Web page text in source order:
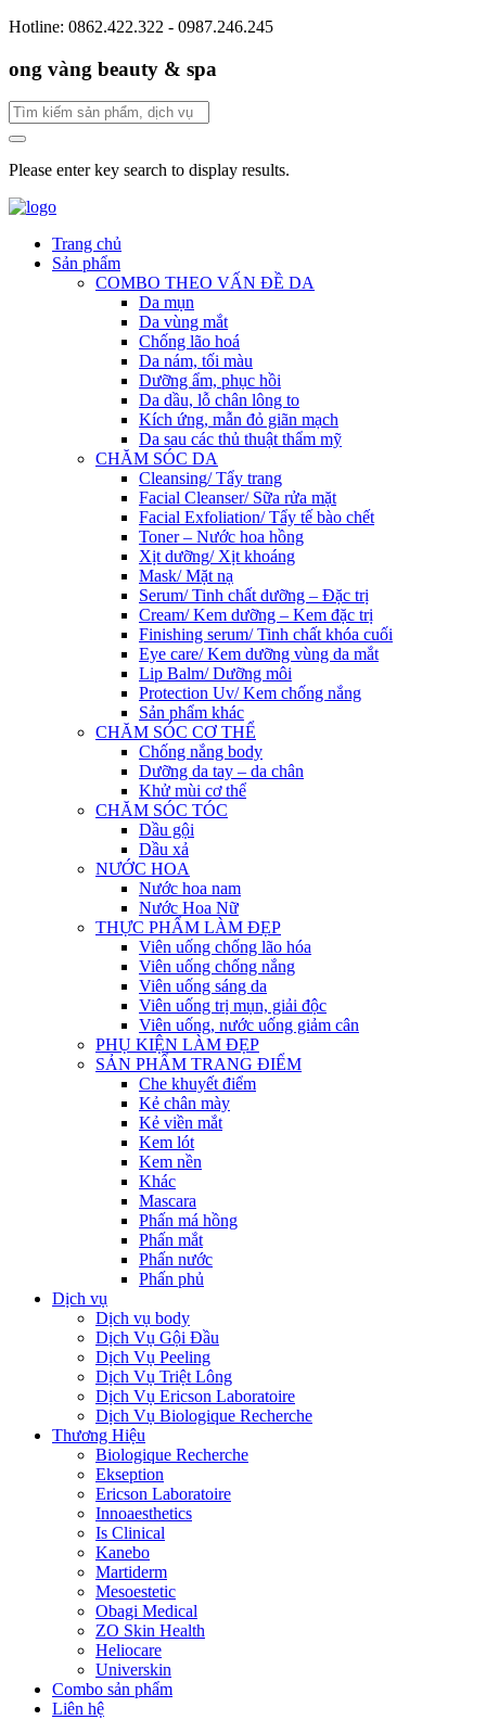
Hotline: 0862.422.322 - 0987.246.245
ong vàng beauty & spa
Please enter key search to display results.
Trang chủ
Sản phẩm
COMBO THEO VẤN ĐỀ DA
Da mụn
Da vùng mắt
Chống lão hoá
Da nám, tối màu
Dưỡng ẩm, phục hồi
Da dầu, lỗ chân lông to
Kích ứng, mẫn đỏ giãn mạch
Da sau các thủ thuật thẩm mỹ
CHĂM SÓC DA
Cleansing/ Tẩy trang
Facial Cleanser/ Sữa rửa mặt
Facial Exfoliation/ Tẩy tế bào chết
Toner – Nước hoa hồng
Xịt dưỡng/ Xịt khoáng
Mask/ Mặt nạ
Serum/ Tinh chất dưỡng – Đặc trị
Cream/ Kem dưỡng – Kem đặc trị
Finishing serum/ Tinh chất khóa cuối
Eye care/ Kem dưỡng vùng da mắt
Lip Balm/ Dưỡng môi
Protection Uv/ Kem chống nắng
Sản phẩm khác
CHĂM SÓC CƠ THỂ
Chống nắng body
Dưỡng da tay – da chân
Khử mùi cơ thể
CHĂM SÓC TÓC
Dầu gội
Dầu xả
NƯỚC HOA
Nước hoa nam
Nước Hoa Nữ
THỰC PHẨM LÀM ĐẸP
Viên uống chống lão hóa
Viên uống chống nắng
Viên uống sáng da
Viên uống trị mụn, giải độc
Viên uống, nước uống giảm cân
PHỤ KIỆN LÀM ĐẸP
SẢN PHẨM TRANG ĐIỂM
Che khuyết điểm
Kẻ chân mày
Kẻ viền mắt
Kem lót
Kem nền
Khác
Mascara
Phấn má hồng
Phấn mắt
Phấn nước
Phấn phủ
Dịch vụ
Dịch vụ body
Dịch Vụ Gội Đầu
Dịch Vụ Peeling
Dịch Vụ Triệt Lông
Dịch Vụ Ericson Laboratoire
Dịch Vụ Biologique Recherche
Thương Hiệu
Biologique Recherche
Ekseption
Ericson Laboratoire
Innoaesthetics
Is Clinical
Kanebo
Martiderm
Mesoestetic
Obagi Medical
ZO Skin Health
Heliocare
Universkin
Combo sản phẩm
Liên hệ